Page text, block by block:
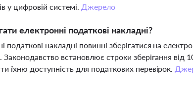
у цифровій системі. Джерело
електронні податкові накладні?
податкові накладні повинні зберігатися на
Законодавство встановлює строки зберігання
їхню доступність для податкових перевірок.